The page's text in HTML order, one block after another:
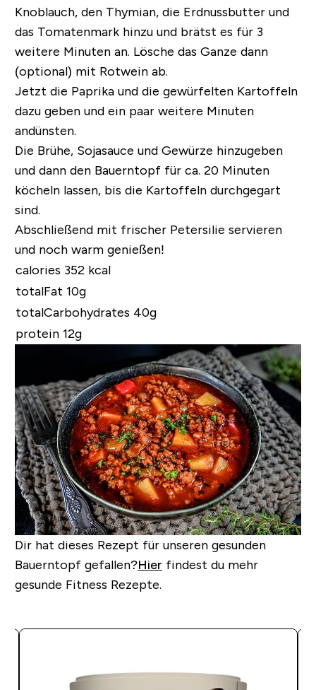
Knoblauch, den Thymian, die Erdnussbutter und
das Tomatenmark hinzu und brätst es für 3
weitere Minuten an. Lösche das Ganze dann
(optional) mit Rotwein ab.
Jetzt die Paprika und die gewürfelten Kartoffeln
dazu geben und ein paar weitere Minuten
andünsten.
Die Brühe, Sojasauce und Gewürze hinzugeben
und dann den Bauerntopf für ca. 20 Minuten
köcheln lassen, bis die Kartoffeln durchgegart
sind.
Abschließend mit frischer Petersilie servieren
und noch warm genießen!
calories 352 kcal
totalFat 10g
totalCarbohydrates 40g
protein 12g
Dir hat dieses Rezept für unseren gesunden
Bauerntopf gefallen?Hier findest du mehr
gesunde Fitness Rezepte.